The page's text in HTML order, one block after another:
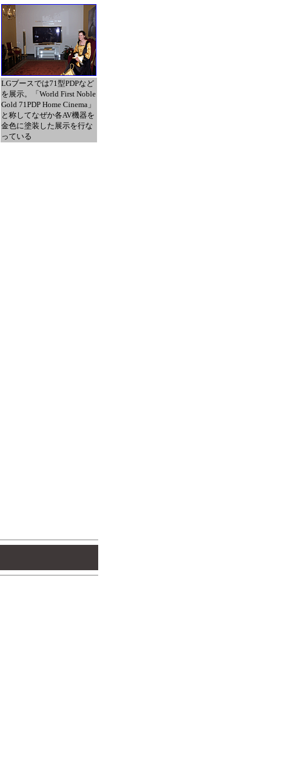
LGブースでは71型PDPなど
を展示。「World First Noble
Gold 71PDP Home Cinema」
と称してなぜか各AV機器を
金色に塗装した展示を行な
っている